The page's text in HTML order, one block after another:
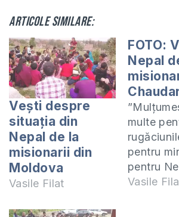
Articole similare:
Vești despre
situația din
Nepal de la
misionarii din
Moldova
Vasile Filat
FOTO:
Nepal
multe
pentru
pentru
zona
Vasile